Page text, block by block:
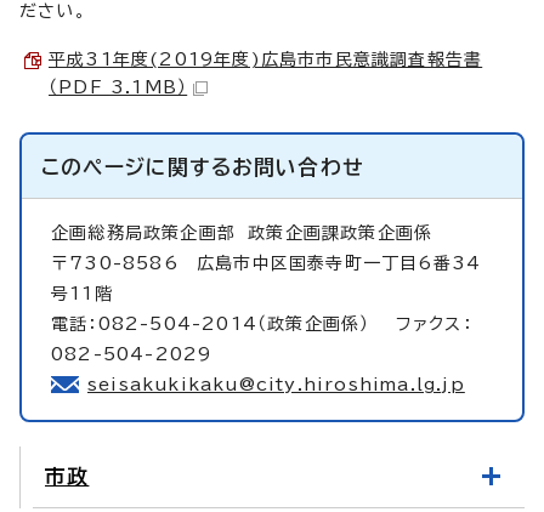
ださい。
平成31年度(2019年度)広島市市民意識調査報告書
（PDF 3.1MB）
このページに関するお問い合わせ
企画総務局政策企画部政策企画課政策企画係
〒730-8586 広島市中区国泰寺町一丁目6番34
号11階
電話：082-504-2014（政策企画係） ファクス：
082-504-2029
seisakukikaku@city.hiroshima.lg.jp
市政